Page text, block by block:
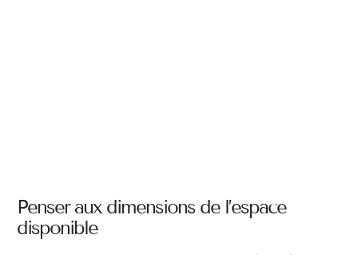
Penser aux dimensions de l’espace
disponible